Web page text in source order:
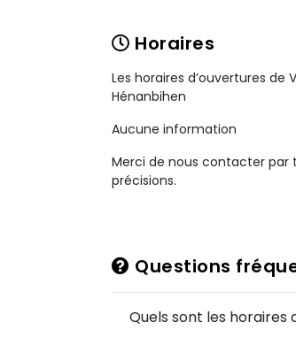
Horaires
Les horaires d’ouvertures de
Hénanbihen
Aucune information
Merci de nous contacter par
précisions.
Questions
Quels sont les horaires